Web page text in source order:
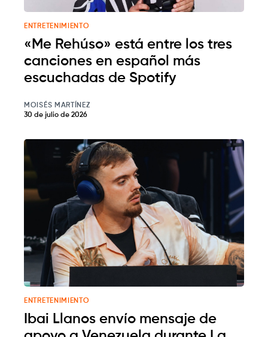
ENTRETENIMIENTO
«Me Rehúso» está entre los tres
canciones en español más
escuchadas de Spotify
MOISÉS MARTÍNEZ
30 de julio de 2026
ENTRETENIMIENTO
Ibai Llanos envío mensaje de